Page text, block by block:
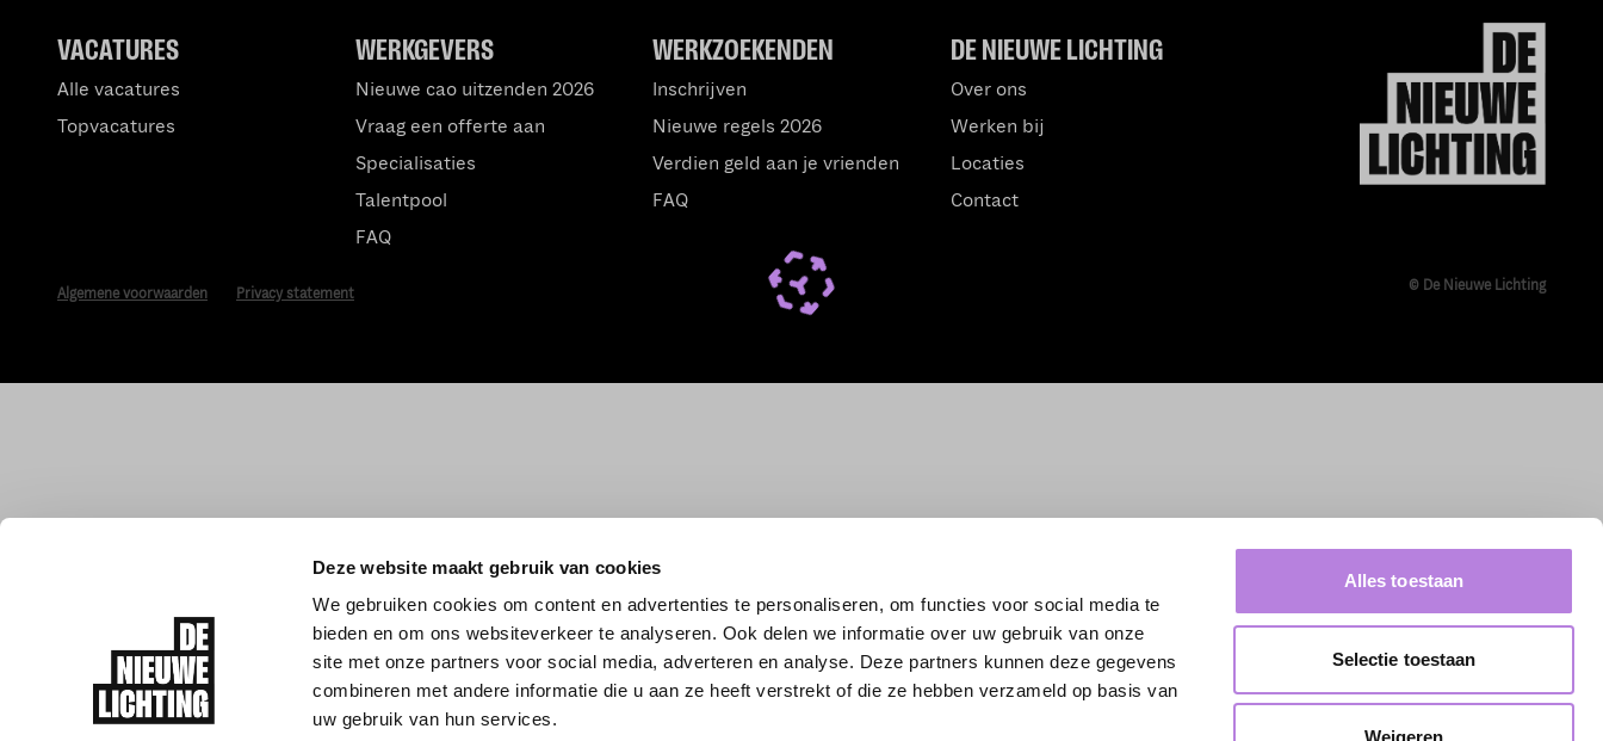
Deze website maakt gebruik van cookies
We gebruiken cookies om content en advertenties te personaliseren, om functies voor social media te
bieden en om ons websiteverkeer te analyseren. Ook delen we informatie over uw gebruik van onze
site met onze partners voor social media, adverteren en analyse. Deze partners kunnen deze gegevens
combineren met andere informatie die u aan ze heeft verstrekt of die ze hebben verzameld op basis van
uw gebruik van hun services.
Alles toestaan
Selectie toestaan
Weigeren
DE NIEUWE LICHTING
Over ons
Werken bij
Locaties
Contact
WERKZOEKENDEN
Inschrijven
Nieuwe regels 2026
Verdien geld aan je vrienden
FAQ
WERKGEVERS
Nieuwe cao uitzenden 2026
Vraag een offerte aan
Specialisaties
Talentpool
FAQ
VACATURES
Alle vacatures
Topvacatures
Algemene voorwaarden Privacy statement © De Nieuwe Lichting